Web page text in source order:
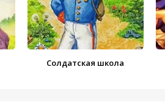
Солдатская школа